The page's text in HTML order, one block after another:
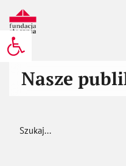
Otwórz pasek
Nasze
Szukaj